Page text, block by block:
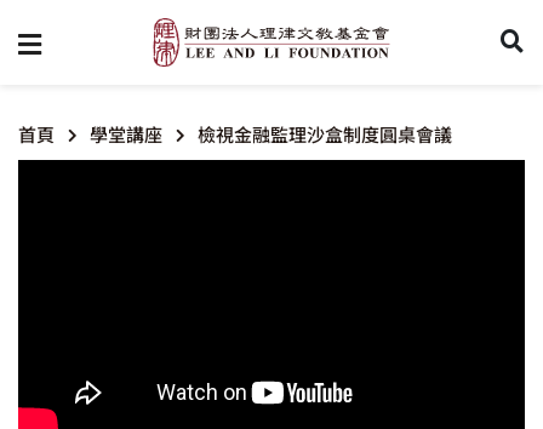
首頁 學堂講座 檢視金融監理沙盒制度圓桌會議